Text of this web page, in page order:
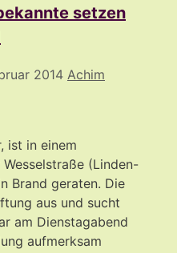
setzen
2014 Achim
ist in einem
(Linden-
Brand geraten. Die
aus und sucht
am Dienstagabend
aufmerksam